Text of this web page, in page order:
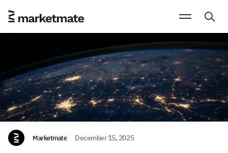
Marketmate December 15, 2025